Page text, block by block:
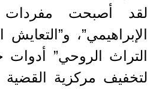
لقد أصبحت مفردات
الإبراهيمي”، و”التعايش
التراث الروحي”
لتخفيف مركزية